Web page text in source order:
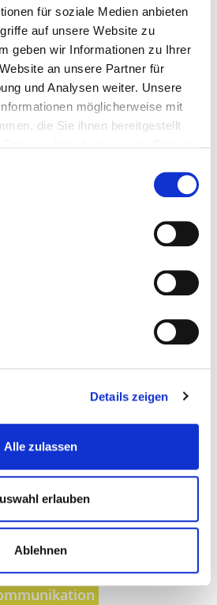
für soziale Medien anbieten
auf unsere Website zu
geben wir Informationen zu Ihrer
an unsere Partner für
und Analysen weiter. Unsere
möglicherweise mit
die Sie ihnen bereitgestellt
Details zeigen
Alle zulassen
erlauben
Ablehnen
im Unter­neh­men
Meetingkultur
Regelkommunikation